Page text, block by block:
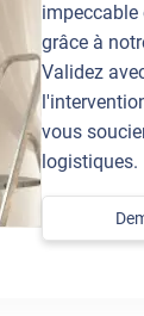
impeccable
grâce à
Validez
vous
logistiques.